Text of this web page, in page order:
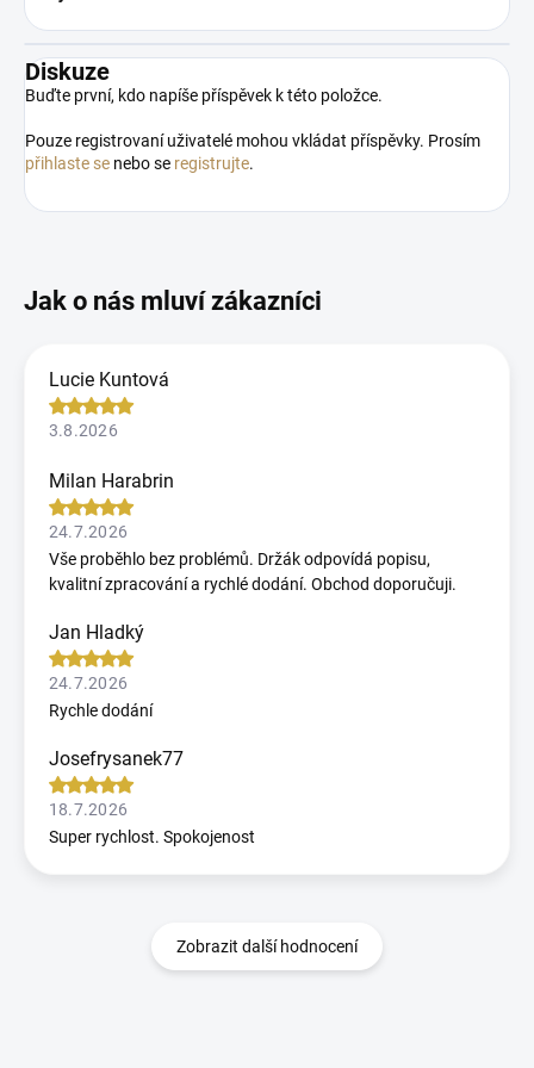
Diskuze
Buďte první, kdo napíše příspěvek k této položce.
Pouze registrovaní uživatelé mohou vkládat příspěvky. Prosím
přihlaste se nebo se registrujte.
Lucie Kuntová
3.8.2026
Milan Harabrin
24.7.2026
Vše proběhlo bez problémů. Držák odpovídá popisu,
kvalitní zpracování a rychlé dodání. Obchod doporučuji.
Jan Hladký
24.7.2026
Rychle dodání
Josefrysanek77
18.7.2026
Super rychlost. Spokojenost
Zobrazit další hodnocení